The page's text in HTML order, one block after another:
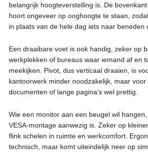
belangrijk hoogteverstelling is. De
hoort ongeveer op ooghoogte te staan,
in plaats van de hele dag iets naar beneden
Een draaibare voet is ook handig, zeker op
werkplekken of bureaus waar iemand af en
meekijken. Pivot, dus verticaal draaien, is
kantoorwerk minder noodzakelijk, maar voor
documenten of lange pagina’s wel prettig.
Wie een monitor aan een beugel wil
VESA-montage aanwezig is. Zeker op
flink schelen in ruimte en werkcomfort.
technisch, maar komt uiteindelijk neer op